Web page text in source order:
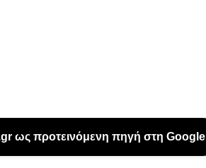
ως προτεινόμενη πηγή στη Google